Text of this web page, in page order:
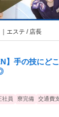
｜ エステ / 店長
】手の技にど
社員 寮完備 交通費